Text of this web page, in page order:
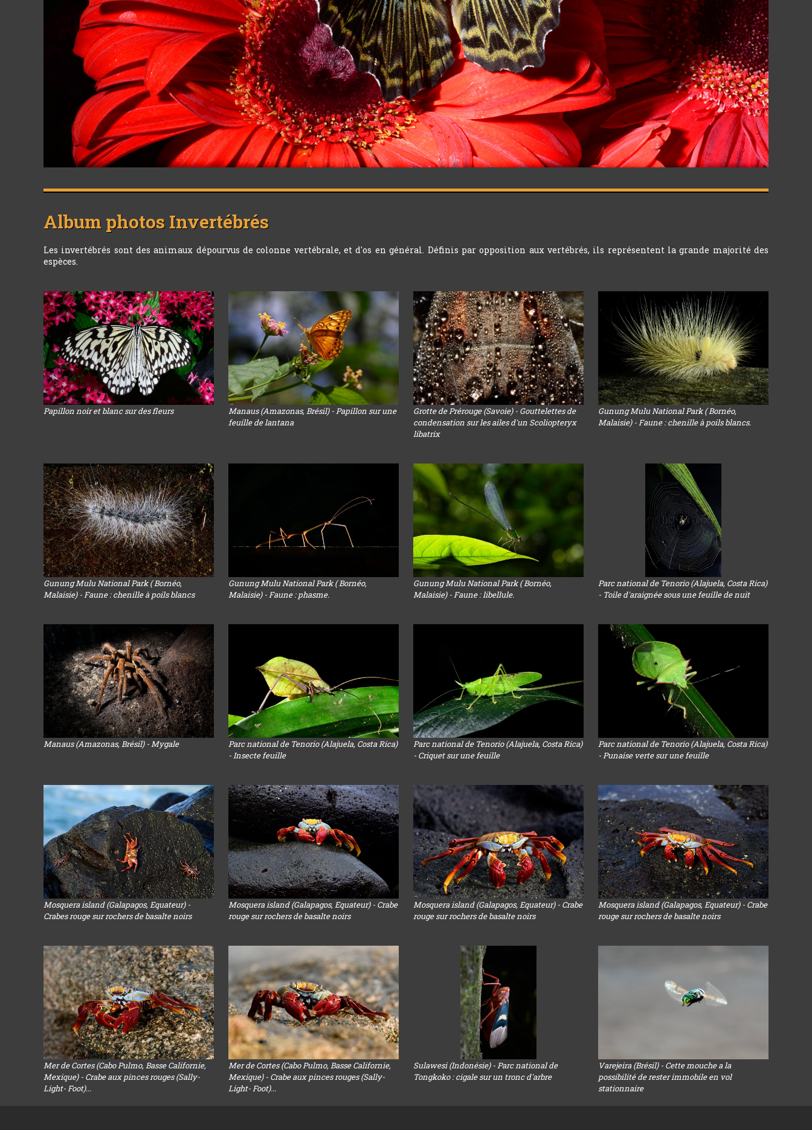
Album photos Invertébrés
Les invertébrés sont des animaux dépourvus de colonne vertébrale, et d'os en général. Définis par opposition aux vertébrés, ils représentent la grande majorité des
espèces.
Papillon noir et blanc sur des fleurs
Manaus (Amazonas, Brésil) - Papillon sur une
feuille de lantana
Grotte de Prérouge (Savoie) - Gouttelettes de
condensation sur les ailes d'un Scoliopteryx
libatrix
Gunung Mulu National Park ( Bornéo,
Malaisie) - Faune : chenille à poils blancs.
Gunung Mulu National Park ( Bornéo,
Malaisie) - Faune : chenille à poils blancs
Gunung Mulu National Park ( Bornéo,
Malaisie) - Faune : phasme.
Gunung Mulu National Park ( Bornéo,
Malaisie) - Faune : libellule.
Parc national de Tenorio (Alajuela, Costa Rica)
- Toile d'araignée sous une feuille de nuit
Manaus (Amazonas, Brésil) - Mygale
Parc national de Tenorio (Alajuela, Costa Rica)
- Insecte feuille
Parc national de Tenorio (Alajuela, Costa Rica)
- Criquet sur une feuille
Parc national de Tenorio (Alajuela, Costa Rica)
- Punaise verte sur une feuille
Mosquera island (Galapagos, Equateur) -
Crabes rouge sur rochers de basalte noirs
Mosquera island (Galapagos, Equateur) - Crabe
rouge sur rochers de basalte noirs
Mosquera island (Galapagos, Equateur) - Crabe
rouge sur rochers de basalte noirs
Mosquera island (Galapagos, Equateur) - Crabe
rouge sur rochers de basalte noirs
Mer de Cortes (Cabo Pulmo, Basse Californie,
Mexique) - Crabe aux pinces rouges (Sally-
Light- Foot)...
Mer de Cortes (Cabo Pulmo, Basse Californie,
Mexique) - Crabe aux pinces rouges (Sally-
Light- Foot)...
Sulawesi (Indonésie) - Parc national de
Tongkoko : cigale sur un tronc d'arbre
Varejeira (Brésil) - Cette mouche a la
possibilité de rester immobile en vol
stationnaire